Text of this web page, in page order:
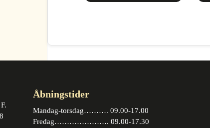
Åbningstider
Mandag-torsdag………. 09.00-17.00
Fredag…………………. 09.00-17.30